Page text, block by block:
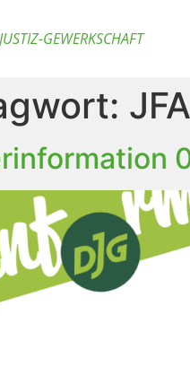
GEWERKSCHAFT
JFA